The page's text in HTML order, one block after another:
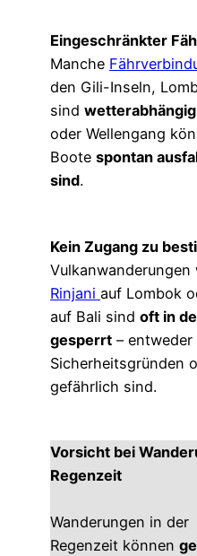
Eingeschränkter
Manche
den Gili-Inseln,
sind wetterabhängig
oder Wellengang
Boote spontan
sind.
Kein Zugang zu
Vulkanwanderungen
Rinjani auf Lombok
auf Bali sind oft in
gesperrt – entweder
Sicherheitsgründen
gefährlich sind.
Vorsicht bei
Regenzeit
Wanderungen in der
Regenzeit können